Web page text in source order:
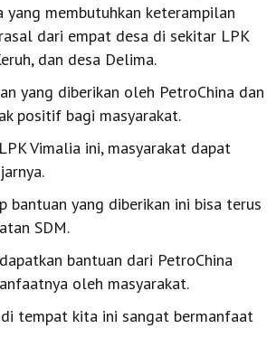
membutuhkan keterampilan
dari empat desa di sekitar LPK
dan desa Delima.
yang diberikan oleh PetroChina dan
positif bagi masyarakat.
Vimalia ini, masyarakat dapat
bantuan yang diberikan ini bisa terus
SDM.
bantuan dari PetroChina
oleh masyarakat.
tempat kita ini sangat bermanfaat